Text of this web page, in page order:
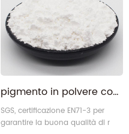
pigmento in polvere con profumo ultra rose
SGS, certificazione EN71-3 per
garantire la buona qualità di r